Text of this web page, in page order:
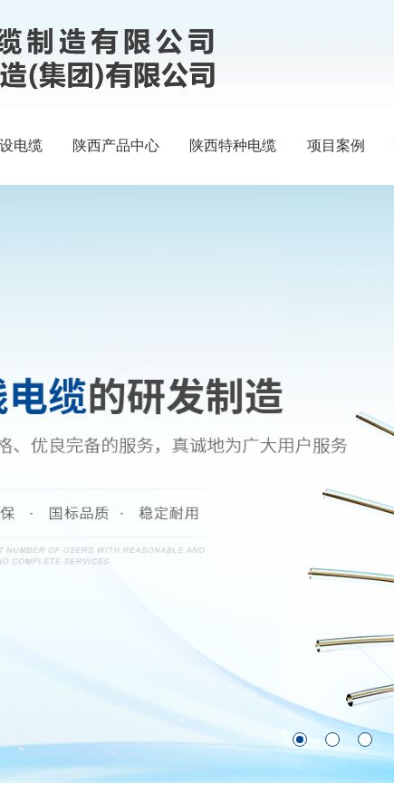
电缆 陕西产品中心 陕西特种电缆 项目案例